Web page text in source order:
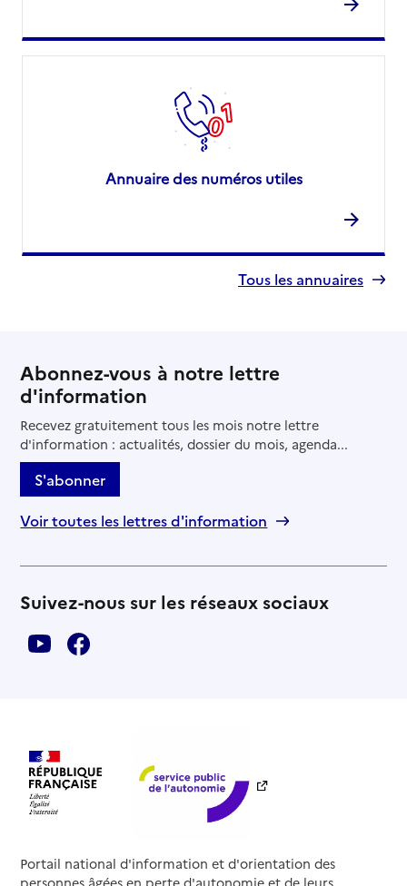
Annuaire des numéros utiles
Tous les annuaires
Abonnez-vous à notre lettre
d'information
Recevez gratuitement tous les mois notre lettre
d'information : actualités, dossier du mois, agenda...
S'abonner
Voir toutes les lettres d'information
Suivez-nous sur les réseaux sociaux
Portail national d'information et d'orientation des